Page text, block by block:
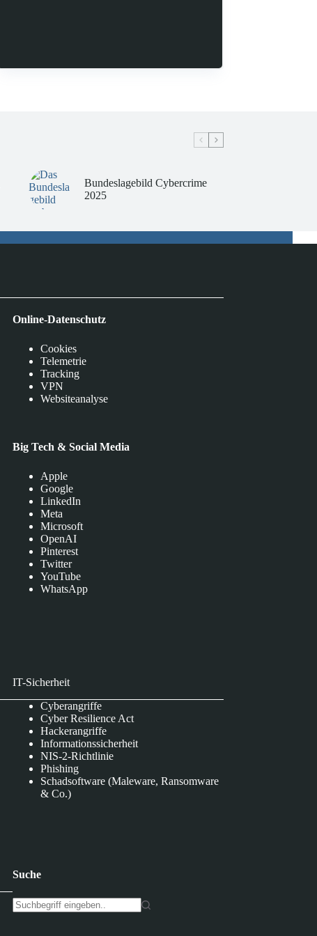
Bundeslagebild Cybercrime
2025
Online-Datenschutz
Cookies
Telemetrie
Tracking
VPN
Websiteanalyse
Big Tech & Social Media
Apple
Google
LinkedIn
Meta
Microsoft
OpenAI
Pinterest
Twitter
YouTube
WhatsApp
IT-Sicherheit
Cyberangriffe
Cyber Resilience Act
Hackerangriffe
Informationssicherheit
NIS-2-Richtlinie
Phishing
Schadsoftware (Maleware, Ransomware
& Co.)
Suche